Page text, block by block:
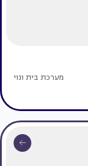
מערכת בית ונוי